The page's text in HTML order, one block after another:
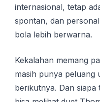
internasional, tetap
spontan, dan
bola lebih berwarna.
Kekalahan memang
masih punya peluang
berikutnya. Dan